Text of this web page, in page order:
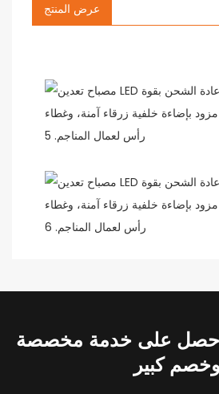
عرض المنتج
واحصل على خدمة مخصصة